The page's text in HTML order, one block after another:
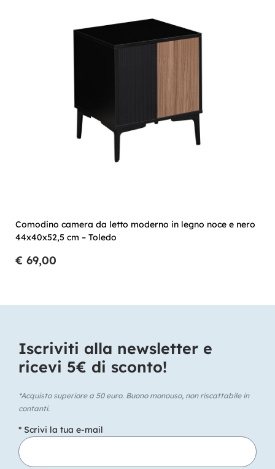
Comodino camera da letto moderno in legno noce e nero
44x40x52,5 cm – Toledo
€ 69,00
Iscriviti alla newsletter e
ricevi 5€ di sconto!​
*Acquisto superiore a 50 euro. Buono monouso, non riscattabile in
contanti.
* Scrivi la tua e-mail